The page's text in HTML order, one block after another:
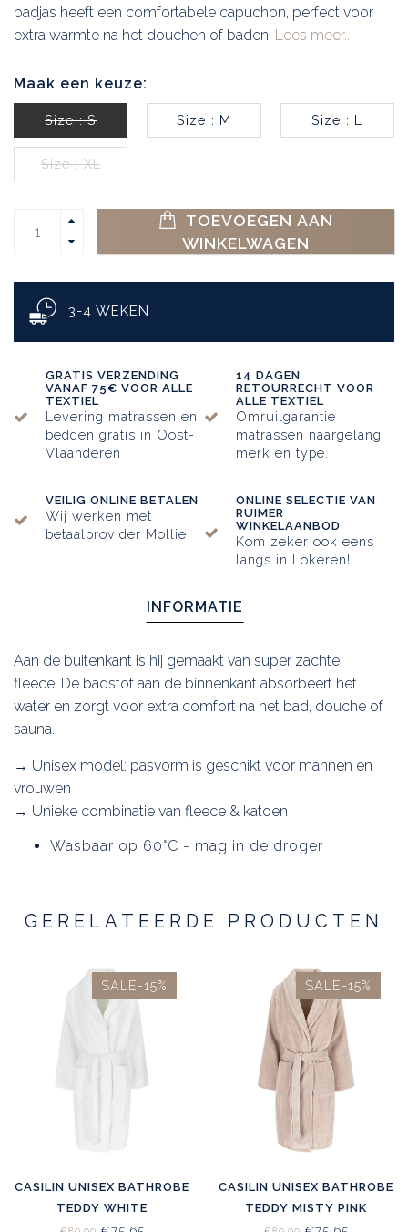
badjas heeft een comfortabele capuchon, perfect voor
extra warmte na het douchen of baden. Lees meer..
Maak een keuze:
Size : S Size : M Size : L
Size : XL
TOEVOEGEN AAN
WINKELWAGEN
3-4 WEKEN
GRATIS VERZENDING
VANAF 75€ VOOR ALLE
TEXTIEL
Levering matrassen en
bedden gratis in Oost-
Vlaanderen
14 DAGEN
RETOURRECHT VOOR
ALLE TEXTIEL
Omruilgarantie
matrassen naargelang
merk en type.
VEILIG ONLINE BETALEN
Wij werken met
betaalprovider Mollie
ONLINE SELECTIE VAN
RUIMER
WINKELAANBOD
Kom zeker ook eens
langs in Lokeren!
INFORMATIE
Aan de buitenkant is hij gemaakt van super zachte
fleece. De badstof aan de binnenkant absorbeert het
water en zorgt voor extra comfort na het bad, douche of
sauna.
→ Unisex model: pasvorm is geschikt voor mannen en
vrouwen
→ Unieke combinatie van fleece & katoen
Wasbaar op 60°C - mag in de droger
GERELATEERDE PRODUCTEN
SALE-15%
CASILIN UNISEX BATHROBE
TEDDY WHITE
SALE-15%
CASILIN UNISEX BATHROBE
TEDDY MISTY PINK